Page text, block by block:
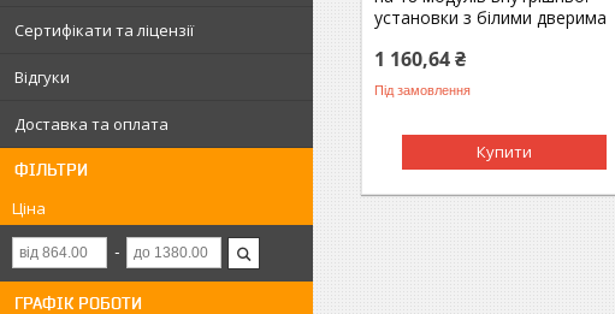
Сертифікати та ліцензії
Відгуки
Доставка та оплата
ФІЛЬТРИ
Ціна
ГРАФІК РОБОТИ
установки з білими дверима
1 160,64 ₴
Під замовлення
Купити